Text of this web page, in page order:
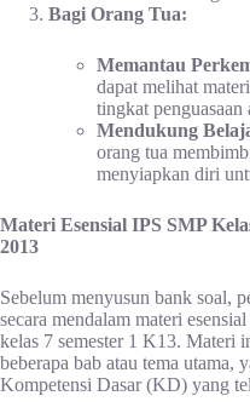
Bagi Orang Tua:
Memantau
dapat melihat
tingkat penguasaan
Mendukung
orang tua
menyiapkan diri
Materi Esensial IPS SMP
2013
Sebelum menyusun bank soal,
secara mendalam materi
kelas 7 semester 1 K13. Materi
beberapa bab atau tema utama,
Kompetensi Dasar (KD) yang